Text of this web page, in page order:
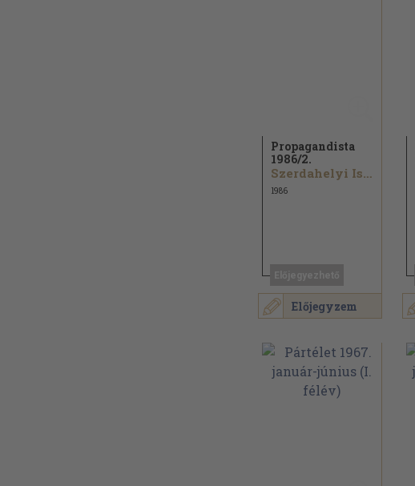
Előjegyzem
Propagandista
1986/2.
Szerdahelyi István...
1986